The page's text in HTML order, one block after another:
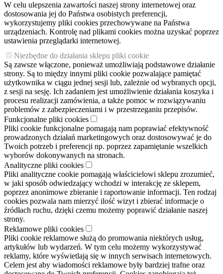
W celu ulepszenia zawartości naszej strony internetowej oraz
dostosowania jej do Państwa osobistych preferencji,
wykorzystujemy pliki cookies przechowywane na Państwa
urządzeniach. Kontrolę nad plikami cookies można uzyskać poprzez
ustawienia przeglądarki internetowej.
Niezbędne do działania sklepu pliki cookie
Są zawsze włączone, ponieważ umożliwiają podstawowe działanie
strony. Są to między innymi pliki cookie pozwalające pamiętać
użytkownika w ciągu jednej sesji lub, zależnie od wybranych opcji,
z sesji na sesję. Ich zadaniem jest umożliwienie działania koszyka i
procesu realizacji zamówienia, a także pomoc w rozwiązywaniu
problemów z zabezpieczeniami i w przestrzeganiu przepisów.
Funkcjonalne pliki cookies
Pliki cookie funkcjonalne pomagają nam poprawiać efektywność
prowadzonych działań marketingowych oraz dostosowywać je do
Twoich potrzeb i preferencji np. poprzez zapamiętanie wszelkich
wyborów dokonywanych na stronach.
Analityczne pliki cookies
Pliki analityczne cookie pomagają właścicielowi sklepu zrozumieć,
w jaki sposób odwiedzający wchodzi w interakcję ze sklepem,
poprzez anonimowe zbieranie i raportowanie informacji. Ten rodzaj
cookies pozwala nam mierzyć ilość wizyt i zbierać informacje o
źródłach ruchu, dzięki czemu możemy poprawić działanie naszej
strony.
Reklamowe pliki cookies
Pliki cookie reklamowe służą do promowania niektórych usług,
artykułów lub wydarzeń. W tym celu możemy wykorzystywać
reklamy, które wyświetlają się w innych serwisach internetowych.
Celem jest aby wiadomości reklamowe były bardziej trafne oraz